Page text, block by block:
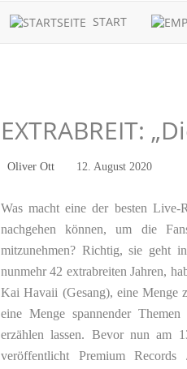
START
EXTRABREIT:
Oliver Ott 12. August 2020
Was macht eine der besten
nachgehen können, um die
mitzunehmen? Richtig, sie geht
nunmehr 42 extrabreiten Jahren,
Kai Havaii (Gesang), eine Menge
eine Menge spannender
erzählen lassen. Bevor nun am
veröffentlicht Premium